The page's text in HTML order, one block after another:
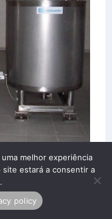
melhor experiência
estará a consentir a
policy